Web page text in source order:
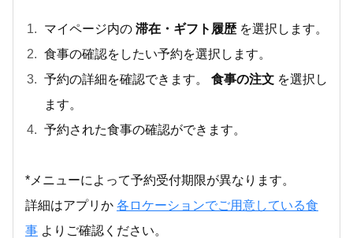
マイページ内の 滞在・ギフト履歴を選択します。
食事の確認をしたい予約を選択します。
予約の詳細を確認できます。 食事の注文 を選択し
ます。
予約された食事の確認ができます。
*メニューによって予約受付期限が異なります。
詳細はアプリか 各ロケーションでご用意している食
事 よりご確認ください。